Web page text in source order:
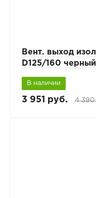
Вент. выход
D125/160 черный
В наличии
3 951 руб. 4 390